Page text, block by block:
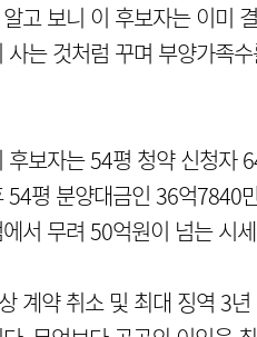
고 보니 이 후보자는 이미
사는 것처럼 꾸며 부양가족
후보자는 54평 청약 신청자
54평 분양대금인 36억7840
서 무려 50억원이 넘는 시
계약 취소 및 최대 징역 3